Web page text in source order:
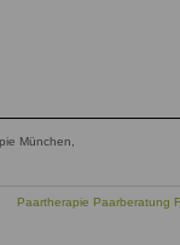
München,
Paartherapie Paarberatung